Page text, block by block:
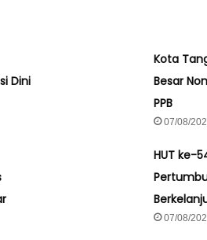
Dini
Kota
Besar
PPB
07/08/
HUT ke-
07/08/